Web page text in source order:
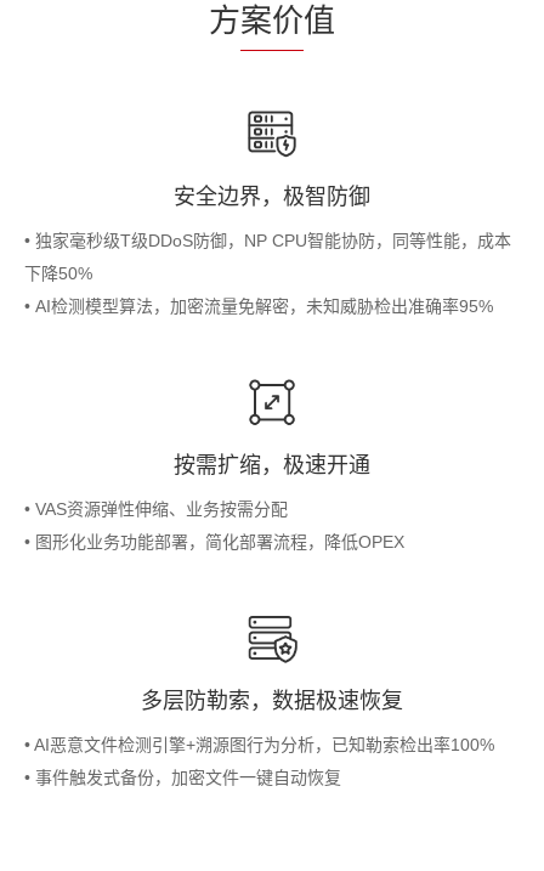
方案价值
安全边界，极智防御
• 独家毫秒级T级DDoS防御，NP CPU智能协防，同等性能，成本
下降50%
• AI检测模型算法，加密流量免解密，未知威胁检出准确率95%
按需扩缩，极速开通
• VAS资源弹性伸缩、业务按需分配
• 图形化业务功能部署，简化部署流程，降低OPEX
多层防勒索，数据极速恢复
• AI恶意文件检测引擎+溯源图行为分析，已知勒索检出率100%
• 事件触发式备份，加密文件一键自动恢复